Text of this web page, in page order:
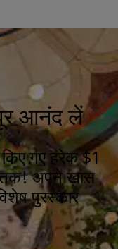
आनंद लें
गए हरेक $1
तक! अपने ख़ास
पुरस्कार